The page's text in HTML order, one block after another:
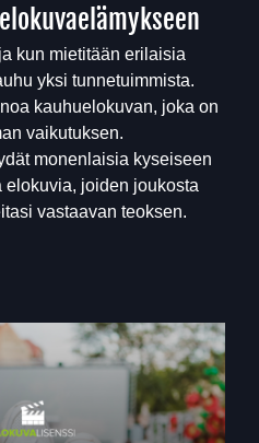
kun mietitään erilaisia
yksi tunnetuimmista.
kauhuelokuvan, joka on
vaikutuksen.
monenlaisia kyseiseen
elokuvia, joiden joukosta
vastaavan teoksen.